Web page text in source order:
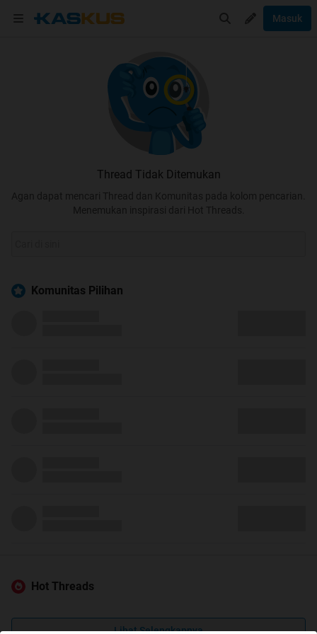
Masuk
Thread Tidak Ditemukan
Agan dapat mencari Thread dan Komunitas pada kolom pencarian.
Menemukan inspirasi dari Hot Threads.
Komunitas Pilihan
Hot Threads
Lihat Selengkapnya